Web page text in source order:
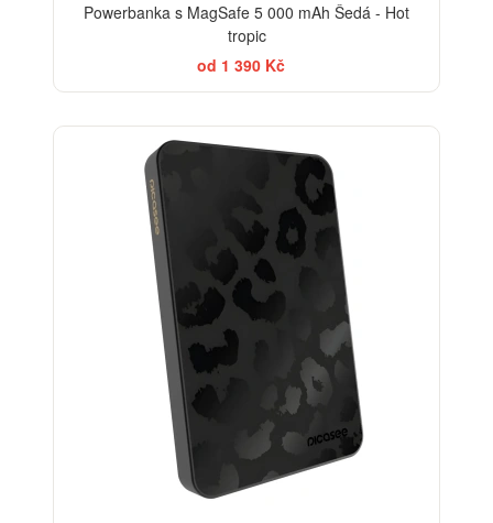
Powerbanka s MagSafe 5 000 mAh Šedá - Hot
tropic
od 1 390 Kč